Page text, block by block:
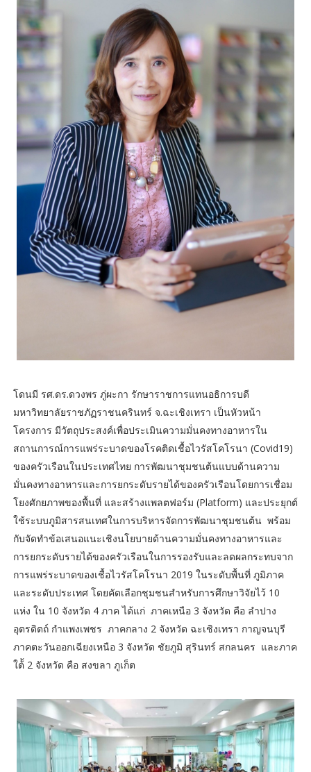
โดนมี รศ.ดร.ดวงพร ภู่ผะกา รักษาราชการแทนอธิการบดี
มหาวิทยาลัยราชภัฏราชนครินทร์ จ.ฉะเชิงเทรา เป็นหัวหน้า
โครงการ มีวัตถุประสงค์เพื่อประเมินความมั่นคงทางอาหารใน
สถานการณ์การแพร่ระบาดของโรคติดเชื้อไวรัสโคโรนา (Covid19)
ของครัวเรือนในประเทศไทย การพัฒนาชุมชนต้นแบบด้านความ
มั่นคงทางอาหารและการยกระดับรายได้ของครัวเรือนโดยการเชื่อม
โยงศักยภาพของพื้นที่ และสร้างแพลตฟอร์ม (Platform) และประยุกต์
ใช้ระบบภูมิสารสนเทศในการบริหารจัดการพัฒนาชุมชนต้น พร้อม
กับจัดทำข้อเสนอแนะเชิงนโยบายด้านความมั่นคงทางอาหารและ
การยกระดับรายได้ของครัวเรือนในการรองรับและลดผลกระทบจาก
การแพร่ระบาดของเชื้อไวรัสโคโรนา 2019 ในระดับพื้นที่ ภูมิภาค
และระดับประเทศ โดยคัดเลือกชุมชนสำหรับการศึกษาวิจัยไว้ 10
แห่ง ใน 10 จังหวัด 4 ภาค ได้แก่ ภาคเหนือ 3 จังหวัด คือ ลำปาง
อุตรดิตถ์ กำแพงเพชร ภาคกลาง 2 จังหวัด ฉะเชิงเทรา กาญจนบุรี
ภาคตะวันออกเฉียงเหนือ 3 จังหวัด ชัยภูมิ สุรินทร์ สกลนคร และภาค
ใต้้ 2 จังหวัด คือ สงขลา ภูเก็ต